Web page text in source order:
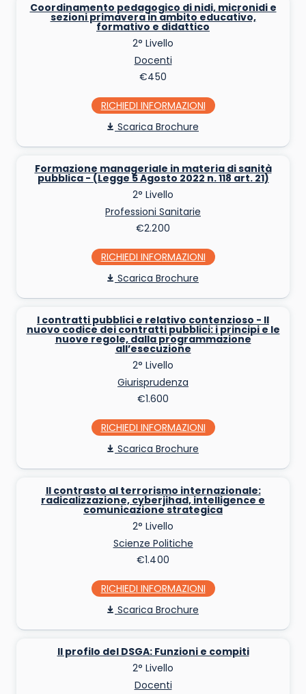
Coordinamento pedagogico di nidi, micronidi e
sezioni primavera in ambito educativo,
formativo e didattico
2° Livello
Docenti
€450
RICHIEDI INFO
Scarica Brochure
Formazione manageriale in materia di sanità
pubblica - (Legge 5 Agosto 2022 n. 118 art. 21)
2° Livello
Professioni Sanitarie
€2.200
RICHIEDI INFO
Scarica Brochure
I contratti pubblici e relativo contenzioso - Il
nuovo codice dei contratti pubblici: i principi e le
nuove regole, dalla programmazione
all’esecuzione
2° Livello
Giurisprudenza
€1.600
RICHIEDI INFO
Scarica Brochure
Il contrasto al terrorismo internazionale:
radicalizzazione, cyberjihad, intelligence e
comunicazione strategica
2° Livello
Scienze Politiche
€1.400
RICHIEDI INFO
Scarica Brochure
Il profilo del DSGA: Funzioni e compiti
2° Livello
Docenti